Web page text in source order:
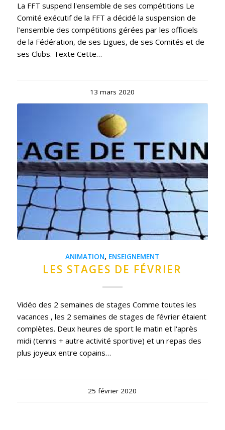
La FFT suspend l'ensemble de ses compétitions Le
Comité exécutif de la FFT a décidé la suspension de
l’ensemble des compétitions gérées par les officiels
de la Fédération, de ses Ligues, de ses Comités et de
ses Clubs. Texte Cette…
13 mars 2020
ANIMATION, ENSEIGNEMENT
LES STAGES DE FÉVRIER
Vidéo des 2 semaines de stages Comme toutes les
vacances , les 2 semaines de stages de février étaient
complètes. Deux heures de sport le matin et l'après
midi (tennis + autre activité sportive) et un repas des
plus joyeux entre copains…
25 février 2020